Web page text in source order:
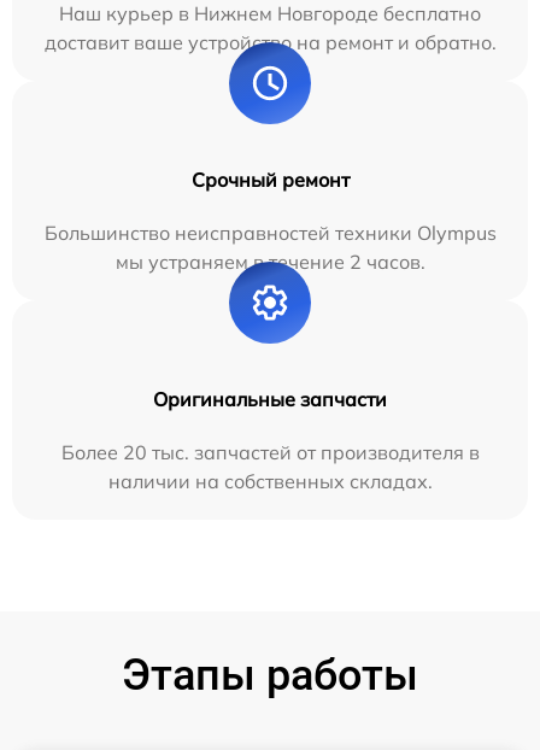
Наш курьер в Нижнем Новгороде бесплатно
доставит ваше устройство на ремонт и обратно.
Срочный ремонт
Большинство неисправностей техники Olympus
мы устраняем в течение 2 часов.
Оригинальные запчасти
Более 20 тыс. запчастей от производителя в
наличии на собственных складах.
Этапы работы